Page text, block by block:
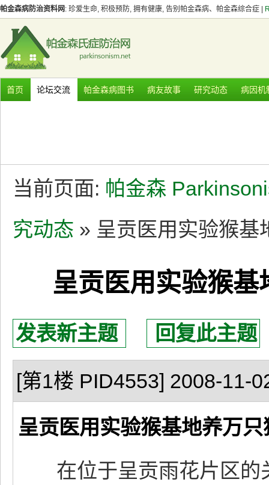
帕金森病防治资料网 : 珍爱生命, 积极预防, 拥有健康, 告别帕金森病、帕金森综合症 |
首页 论坛交流 帕金森病图书 病友故事 研究动态 病因机
当前页面: 帕金森
究动态 » 呈贡医用实验猴基
呈贡医用实验猴
发表新主题 回复此主题
[第1楼 PID4553] 2008-11-
呈贡医用实验猴基地养万
在位于呈贡雨花片区的